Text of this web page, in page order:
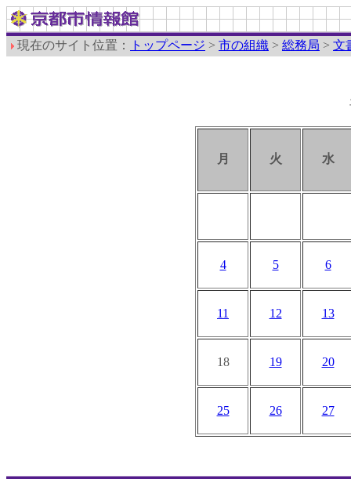
現在のサイト位置： トップページ > 市の組織 > 総務局 > 文
月 火 水
4 5 6
11 12 13
18 19 20
25 26 27